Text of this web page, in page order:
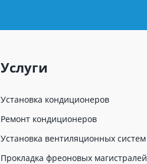
Услуги
Установка кондиционеров
Ремонт кондиционеров
Установка вентиляционных систем
Прокладка фреоновых магистралей